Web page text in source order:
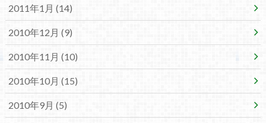
2011年1月 (14)
2010年12月 (9)
2010年11月 (10)
2010年10月 (15)
2010年9月 (5)